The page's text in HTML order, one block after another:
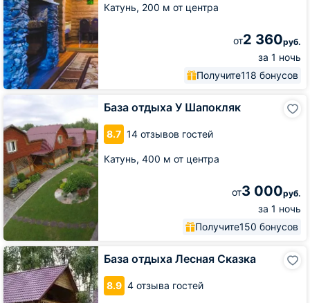
Катунь, 200 м от центра
от2 360руб.
за 1 ночь
Получите118 бонусов
База отдыха У Шапокляк
8.7 14 отзывов гостей
Катунь, 400 м от центра
от3 000руб.
за 1 ночь
Получите150 бонусов
У
Шапокляк
База отдыха Лесная Сказка
8.9 4 отзыва гостей
База
отдыха
Лесная
Сказка